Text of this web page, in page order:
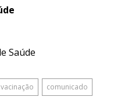
Saúde
vacinação comunicado